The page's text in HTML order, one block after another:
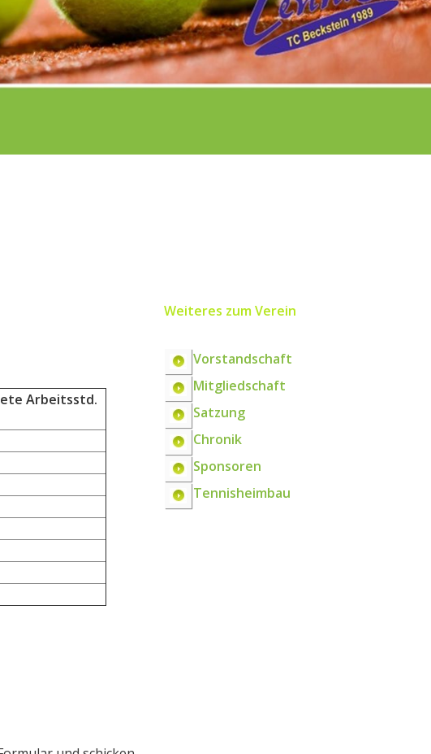
Arbeitsstd.
Weiteres zum Verein
Vorstandschaft
Mitgliedschaft
Satzung
Chronik
Sponsoren
Tennisheimbau